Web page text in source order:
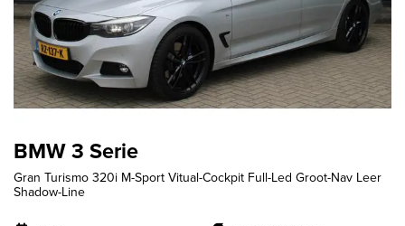
BMW 3 Serie
Gran Turismo 320i M-Sport Vitual-Cockpit Full-Led Groot-Nav Leer
Shadow-Line